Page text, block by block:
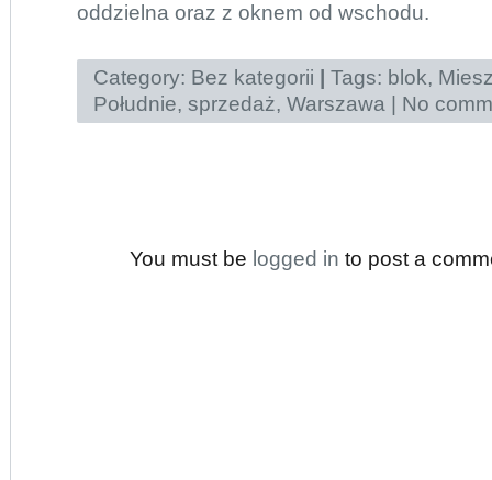
oddzielna oraz z oknem od wschodu.
Category: Bez kategorii Tags: blok,
Południe, sprzedaż, Warszawa No
You must be logged in to post a